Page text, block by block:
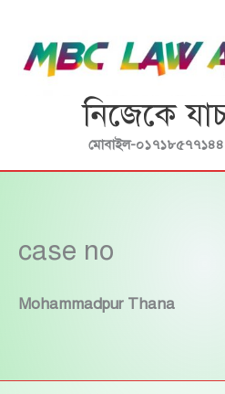
content
নিজেকে
মোবাইল-
case no
Mohammadpur Thana